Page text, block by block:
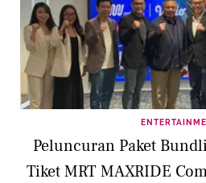
Peluncuran Paket
Tiket MRT MAXRIDE